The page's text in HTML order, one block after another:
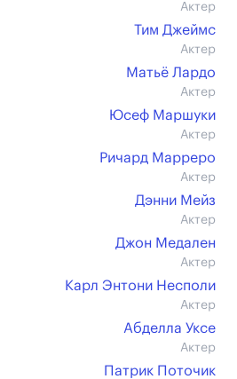
Актер
Тим Джеймс
Актер
Матьё Лардо
Актер
Юсеф Маршуки
Актер
Ричард Марреро
Актер
Дэнни Мейз
Актер
Джон Медален
Актер
Карл Энтони Несполи
Актер
Абделла Уксе
Актер
Патрик Поточик